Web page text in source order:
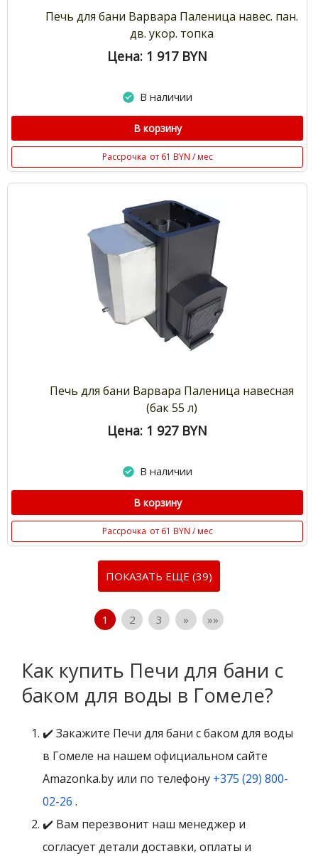
Печь для бани Варвара Паленица навес. пан.
дв. укор. топка
Цена: 1 917 BYN
В наличии
В корзину
Рассрочка от 61 BYN / мес
Печь для бани Варвара Паленица навесная
(бак 55 л)
Цена: 1 927 BYN
В наличии
В корзину
Рассрочка от 61 BYN / мес
ПОКАЗАТЬ ЕЩЕ (39)
1 2 3 » »»
Как купить Печи для бани с
баком для воды в Гомеле?
✔️ Закажите Печи для бани с баком для воды
в Гомеле на нашем официальном сайте
Amazonka.by или по телефону +375 (29) 800-
02-26 .
✔️ Вам перезвонит наш менеджер и
согласует детали доставки, оплаты и